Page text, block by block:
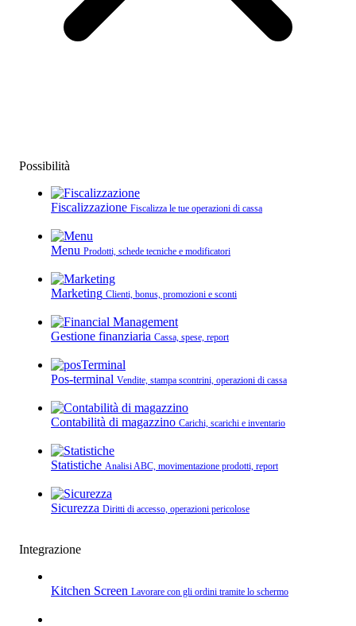
Possibilità
Fiscalizzazione Fiscalizza le tue operazioni di cassa
Menu Prodotti, schede tecniche e modificatori
Marketing Clienti, bonus, promozioni e sconti
Gestione finanziaria Cassa, spese, report
Pos-terminal Vendite, stampa scontrini, operazioni di cassa
Contabilità di magazzino Carichi, scarichi e inventario
Statistiche Analisi ABC, movimentazione prodotti, report
Sicurezza Diritti di accesso, operazioni pericolose
Integrazione
Kitchen Screen Lavorare con gli ordini tramite lo schermo